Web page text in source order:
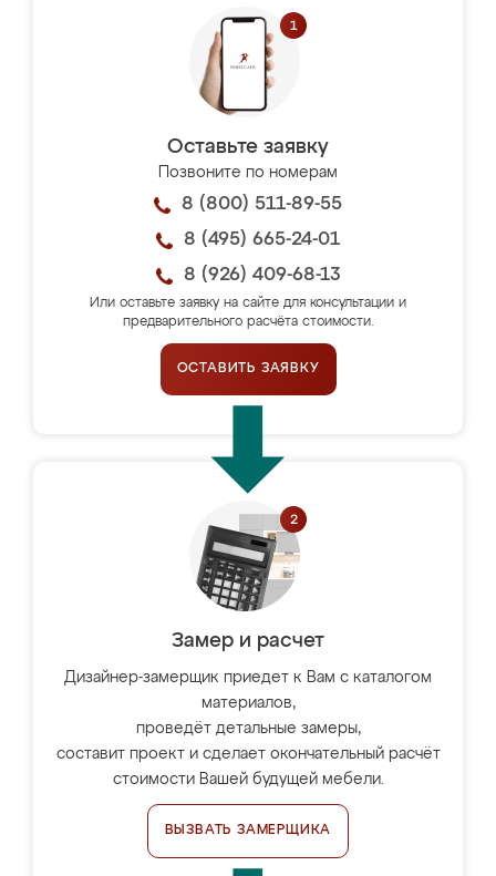
Оставьте заявку
Позвоните по номерам
8 (800) 511-89-55
8 (495) 665-24-01
8 (926) 409-68-13
Или оставьте заявку на сайте для консультации и
предварительного расчёта стоимости.
ОСТАВИТЬ ЗАЯВКУ
Замер и расчет
Дизайнер-замерщик приедет к Вам с каталогом
материалов,
проведёт детальные замеры,
составит проект и сделает окончательный расчёт
стоимости Вашей будущей мебели.
ВЫЗВАТЬ ЗАМЕРЩИКА